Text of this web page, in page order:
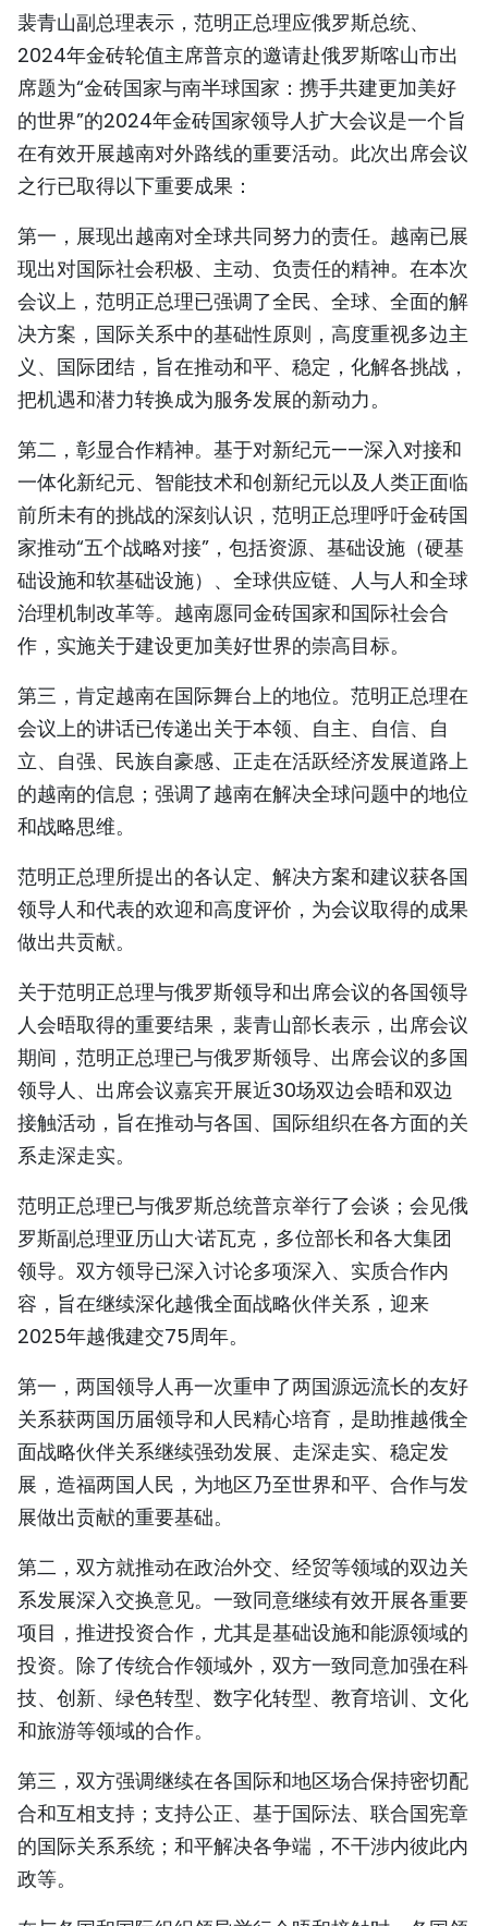
ENGLISH
FRANÇAIS
РУССКИЙ
裴青山副总理表示，范明正总理应俄罗斯总统、
2024年金砖轮值主席普京的邀请赴俄罗斯喀山市出
席题为“金砖国家与南半球国家：携手共建更加美好
的世界”的2024年金砖国家领导人扩大会议是一个旨
在有效开展越南对外路线的重要活动。此次出席会议
之行已取得以下重要成果：
第一，展现出越南对全球共同努力的责任。越南已展
现出对国际社会积极、主动、负责任的精神。在本次
会议上，范明正总理已强调了全民、全球、全面的解
决方案，国际关系中的基础性原则，高度重视多边主
义、国际团结，旨在推动和平、稳定，化解各挑战，
把机遇和潜力转换成为服务发展的新动力。
第二，彰显合作精神。基于对新纪元——深入对接和
一体化新纪元、智能技术和创新纪元以及人类正面临
前所未有的挑战的深刻认识，范明正总理呼吁金砖国
家推动“五个战略对接”，包括资源、基础设施（硬基
础设施和软基础设施）、全球供应链、人与人和全球
治理机制改革等。越南愿同金砖国家和国际社会合
作，实施关于建设更加美好世界的崇高目标。
第三，肯定越南在国际舞台上的地位。范明正总理在
会议上的讲话已传递出关于本领、自主、自信、自
立、自强、民族自豪感、正走在活跃经济发展道路上
的越南的信息；强调了越南在解决全球问题中的地位
和战略思维。
范明正总理所提出的各认定、解决方案和建议获各国
领导人和代表的欢迎和高度评价，为会议取得的成果
做出共贡献。
关于范明正总理与俄罗斯领导和出席会议的各国领导
人会晤取得的重要结果，裴青山部长表示，出席会议
期间，范明正总理已与俄罗斯领导、出席会议的多国
领导人、出席会议嘉宾开展近30场双边会晤和双边
接触活动，旨在推动与各国、国际组织在各方面的关
系走深走实。
范明正总理已与俄罗斯总统普京举行了会谈；会见俄
罗斯副总理亚历山大·诺瓦克，多位部长和各大集团
领导。双方领导已深入讨论多项深入、实质合作内
容，旨在继续深化越俄全面战略伙伴关系，迎来
2025年越俄建交75周年。
第一，两国领导人再一次重申了两国源远流长的友好
关系获两国历届领导和人民精心培育，是助推越俄全
面战略伙伴关系继续强劲发展、走深走实、稳定发
展，造福两国人民，为地区乃至世界和平、合作与发
展做出贡献的重要基础。
第二，双方就推动在政治外交、经贸等领域的双边关
系发展深入交换意见。一致同意继续有效开展各重要
项目，推进投资合作，尤其是基础设施和能源领域的
投资。除了传统合作领域外，双方一致同意加强在科
技、创新、绿色转型、数字化转型、教育培训、文化
和旅游等领域的合作。
第三，双方强调继续在各国际和地区场合保持密切配
合和互相支持；支持公正、基于国际法、联合国宪章
的国际关系系统；和平解决各争端，不干涉内彼此内
政等。